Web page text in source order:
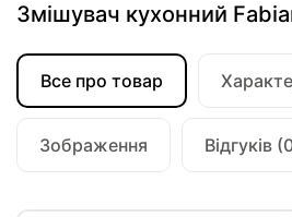
Змішувач кухонний
Все про товар
Зображення Відгуків